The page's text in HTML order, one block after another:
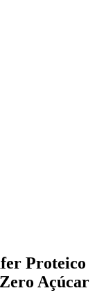
Proteico
Açúcar